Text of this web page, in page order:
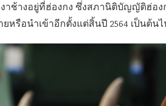
ช้างอยู่ที่ฮ่องกง ซึ่งสภานิติบัญญัติฮ่อ
หรือนำเข้าอีกตั้งแต่สิ้นปี 2564 เป็นต้น